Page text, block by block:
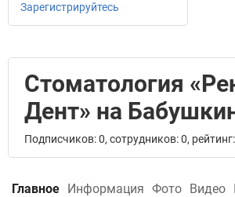
Зарегистрируйтесь
Стоматология
Дент» на
Подписчиков: 0, сотрудников: 0, рейтинг:
Главное Информация Фото Видео